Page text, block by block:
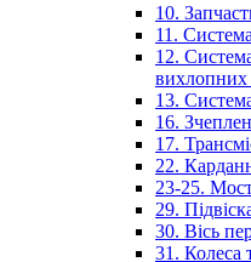
10.
11.
12.
вихлопних
13.
16.
17.
22.
23-25.
29.
30. Вісь
31. Колеса